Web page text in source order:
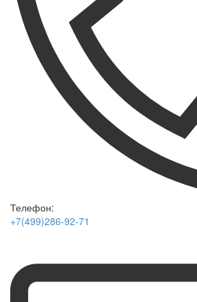
Телефон:
+7(499)286-92-71